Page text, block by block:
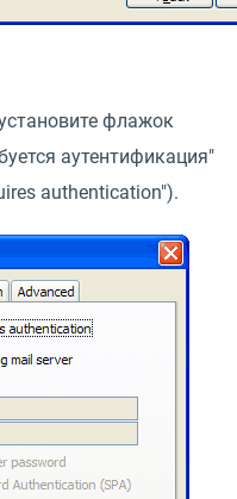
флажок
аутентификация"
authentication").